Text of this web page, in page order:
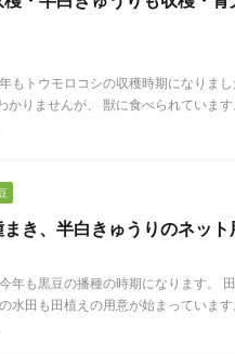
もトウモロコシの収穫時期になりま
かりませんが、 獣に食べられていま
き、半白きゅうりのネッ
年も黒豆の播種の時期になります。
水田も田植えの用意が始まっていま